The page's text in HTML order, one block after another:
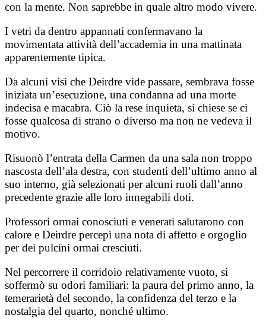
con la mente. Non saprebbe in quale altro modo vivere.
I vetri da dentro appannati confermavano la
movimentata attività dell’accademia in una mattinata
apparentemente tipica.
Da alcuni visi che Deirdre vide passare, sembrava fosse
iniziata un’esecuzione, una condanna ad una morte
indecisa e macabra. Ciò la rese inquieta, si chiese se ci
fosse qualcosa di strano o diverso ma non ne vedeva il
motivo.
Risuonò l’entrata della Carmen da una sala non troppo
nascosta dell’ala destra, con studenti dell’ultimo anno al
suo interno, già selezionati per alcuni ruoli dall’anno
precedente grazie alle loro innegabili doti.
Professori ormai conosciuti e venerati salutarono con
calore e Deirdre percepì una nota di affetto e orgoglio
per dei pulcini ormai cresciuti.
Nel percorrere il corridoio relativamente vuoto, si
soffermò su odori familiari: la paura del primo anno, la
temerarietà del secondo, la confidenza del terzo e la
nostalgia del quarto, nonché ultimo.